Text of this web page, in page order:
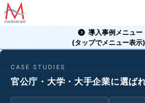
導入事例メニュー
(タップでメニュー表示)
CASE STUDIES
官公庁・大学・大手企業に選ば